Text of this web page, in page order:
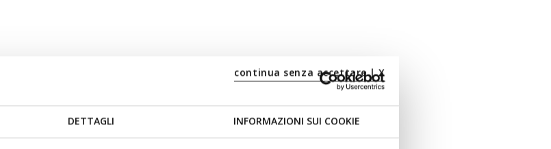
DETTAGLI INFORMAZIONI SUI COOKIE
continua senza accettare | X
Caption Area Background